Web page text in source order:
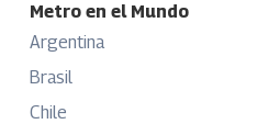
Metro en el Mundo
Argentina
Brasil
Chile